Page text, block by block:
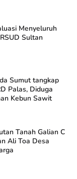
Menyeluruh
Sultan
Sumut tangkap
Palas, Diduga
Kebun Sawit
Tanah Galian C
Ali Toa Desa